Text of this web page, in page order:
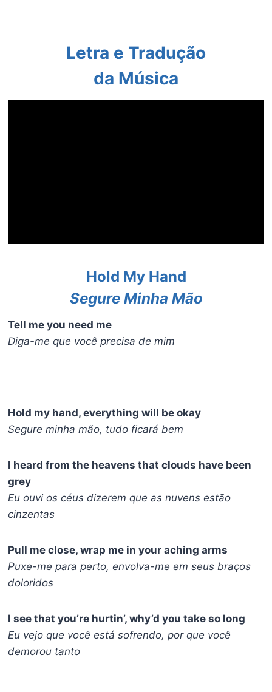
Letra e Tradução
da Música
Hold My Hand
Segure Minha Mão
Tell me you need me
Diga-me que você precisa de mim
Hold my hand, everything will be okay
Segure minha mão, tudo ficará bem
I heard from the heavens that clouds have been
grey
Eu ouvi os céus dizerem que as nuvens estão
cinzentas
Pull me close, wrap me in your aching arms
Puxe-me para perto, envolva-me em seus braços
doloridos
I see that you’re hurtin’, why’d you take so long
Eu vejo que você está sofrendo, por que você
demorou tanto